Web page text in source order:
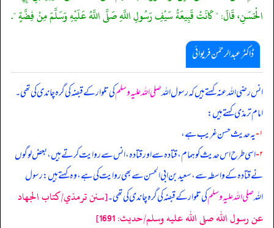
الْحَسَنِ، قَالَ: " كَانَتْ قَبِيعَةُ سَيْفِ رَسُولِ اللَّهِ صَلَّى اللَّهُ عَلَيْهِ وَسَلَّمَ مِنْ فِضَّةٍ ".
ڈاکٹر عبدالرحمٰن فریوائی
انس رضی الله عنہ کہتے ہیں کہرسول اللہصلی اللہ علیہ وسلمکی تلوار کے قبضہ کی گرہ چاندی کی تھی۔
امام ترمذی کہتے ہیں:
۱- یہ حدیث حسن غریب ہے،
۲- اسی طرح اس حدیث کو ہمام، قتادہ سے اور قتادہ، انس سے روایت کرتے ہیں، بعض لوگوں
نے قتادہ کے واسطہ سے، سعید بن ابی الحسن سے بھی روایت کی ہے، وہ کہتے ہیں: رسول
اللہصلی اللہ علیہ وسلمکی تلوار کے قبضہ کی گرہ چاندی کی تھی۔[سنن ترمذي/كتاب الجهاد
عن رسول الله صلى الله عليه وسلم/حدیث: 1691]